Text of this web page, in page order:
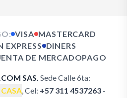
VISA MASTERCARD
EXPRESS DINERS
DE MERCADOPAGO
SAS. Sede Calle 6ta:
, Cel: +57 311 4537263 -